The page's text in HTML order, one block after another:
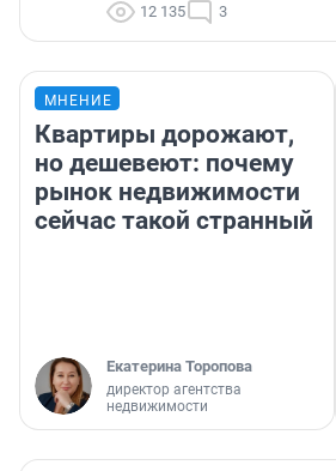
12 135 3
МНЕНИЕ
Квартиры дорожают,
но дешевеют: почему
рынок недвижимости
сейчас такой странный
Екатерина Торопова
директор агентства
недвижимости